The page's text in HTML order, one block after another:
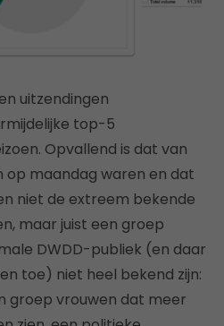
uitzendingen
top-5
Opvallend is dat van
op maandag waren en dat
niet de extreem bekende
maar juist een groep
DWDD-publiek (en daar
toe) niet heel bekend zijn:
groep vrouwen dat meer